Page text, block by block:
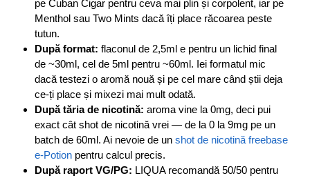
pe Cuban Cigar pentru ceva mai plin și corpolent, iar pe
Menthol sau Two Mints dacă îți place răcoarea peste
tutun.
După format: flaconul de 2,5ml e pentru un lichid final
de ~30ml, cel de 5ml pentru ~60ml. Iei formatul mic
dacă testezi o aromă nouă și pe cel mare când știi deja
ce-ți place și mixezi mai mult odată.
După tăria de nicotină: aroma vine la 0mg, deci pui
exact cât shot de nicotină vrei — de la 0 la 9mg pe un
batch de 60ml. Ai nevoie de un shot de nicotină freebase
e-Potion pentru calcul precis.
După raport VG/PG: LIQUA recomandă 50/50 pentru